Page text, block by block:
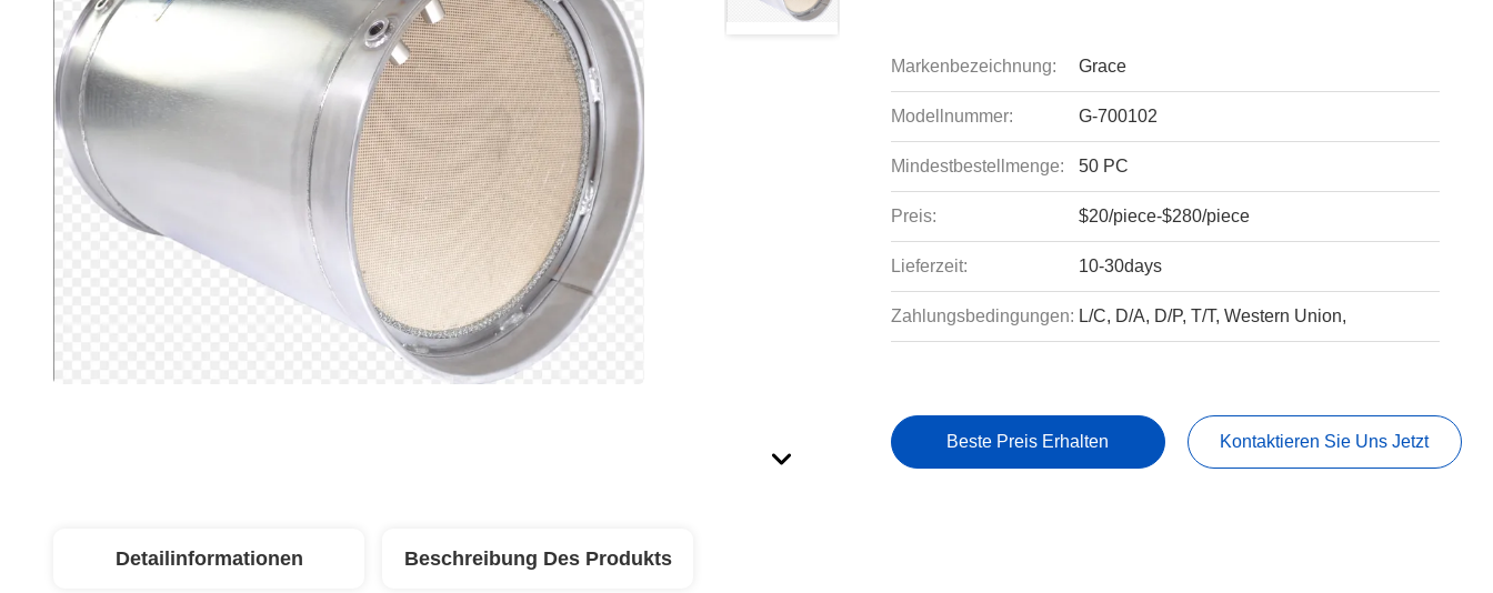
Markenbezeichnung: Grace
Modellnummer: G-700102
Mindestbestellmenge: 50 PC
Preis: $20/piece-$280/piece
Lieferzeit: 10-30days
Zahlungsbedingungen: L/C, D/A, D/P, T/T, Western Union,
Beste Preis Erhalten Kontaktieren Sie Uns Jetzt
Detailinformationen Beschreibung Des Produkts